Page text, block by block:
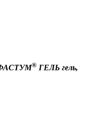
® ГЕЛЬ гель,